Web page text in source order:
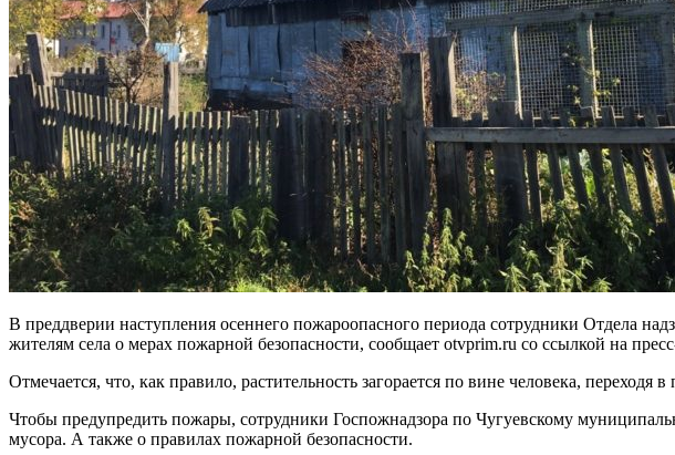
В преддверии наступления осеннего пожароопасного периода сотрудники Отдела
жителям села о мерах пожарной безопасности, сообщает otvprim.ru со ссылкой на
Отмечается, что, как правило, растительность загорается по вине человека, переходя
Чтобы предупредить пожары, сотрудники Госпожнадзора по Чугуевскому
мусора. А также о правилах пожарной безопасности.